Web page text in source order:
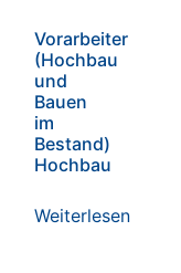
Vorarbeiter
(Hochbau
und
Bauen
im
Bestand)
Hochbau
Weiterlesen